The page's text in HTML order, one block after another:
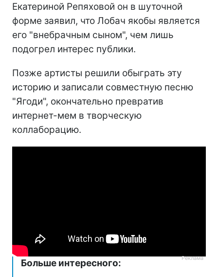
Екатериной Репяховой он в шуточной
форме заявил, что Лобач якобы является
его "внебрачным сыном", чем лишь
подогрел интерес публики.
Позже артисты решили обыграть эту
историю и записали совместную песню
"Ягоди", окончательно превратив
интернет-мем в творческую
коллаборацию.
Больше интересного: